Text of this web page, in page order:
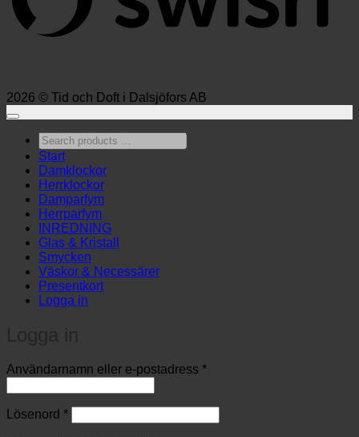
2026 © Tid och Doft i Dalsjöfors AB
Search
products
…
Start
Damklockor
Herrklockor
Damparfym
Herrparfym
INREDNING
Glas & Kristall
Smycken
Väskor & Necessärer
Presentkort
Logga in
Användarnamn eller e-postadress *Obligatoriskt
Lösenord *Obligatoriskt